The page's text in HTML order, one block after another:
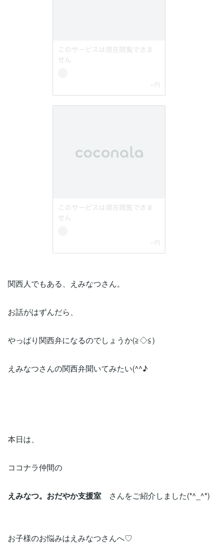
関西人でもある、えみなつさん。
お話がはずんだら、
やっぱり関西弁になるのでしょうか(≧◇≦)
えみなつさんの関西弁聞いてみたい(^^♪
本日は、
ココナラ仲間の
えみなつ。おだやか支援室 さんをご紹介しました(*^_^*)
お子様のお悩みはえみなつさんへ♡